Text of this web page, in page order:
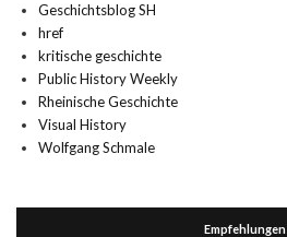
Geschichtsblog SH
href
kritische geschichte
Public History Weekly
Rheinische Geschichte
Visual History
Wolfgang Schmale
Empfehlungen